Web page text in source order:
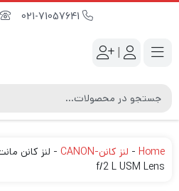
|
Home
- لنز کانن-CANON -
f/2 L USM Lens